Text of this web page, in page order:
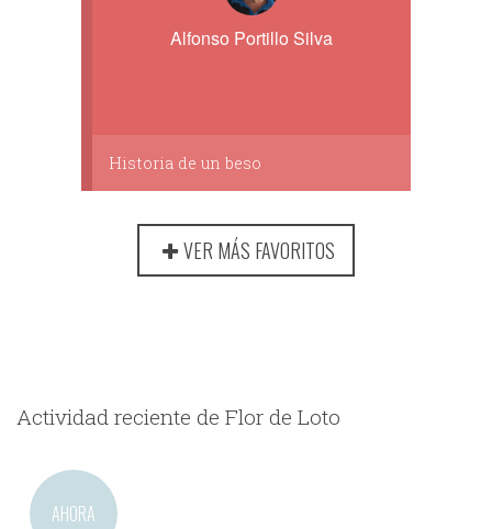
Alfonso Portillo Silva
Historia de un beso
VER MÁS FAVORITOS
Actividad reciente de Flor de Loto
AHORA